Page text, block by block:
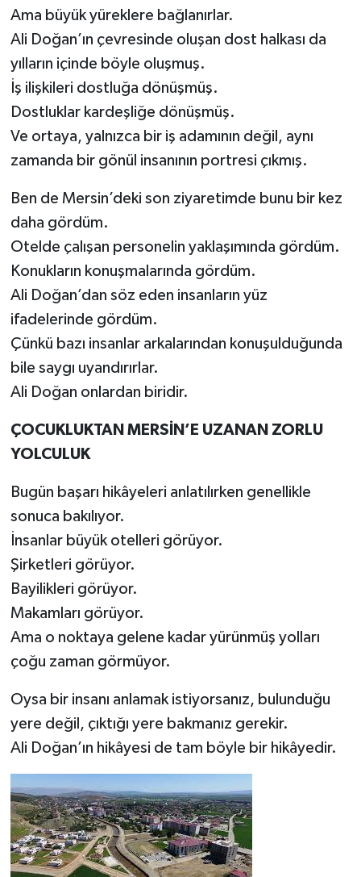
Ama büyük yüreklere bağlanırlar.
Ali Doğan’ın çevresinde oluşan dost halkası da
yılların içinde böyle oluşmuş.
İş ilişkileri dostluğa dönüşmüş.
Dostluklar kardeşliğe dönüşmüş.
Ve ortaya, yalnızca bir iş adamının değil, aynı
zamanda bir gönül insanının portresi çıkmış.
Ben de Mersin’deki son ziyaretimde bunu bir kez
daha gördüm.
Otelde çalışan personelin yaklaşımında gördüm.
Konukların konuşmalarında gördüm.
Ali Doğan’dan söz eden insanların yüz
ifadelerinde gördüm.
Çünkü bazı insanlar arkalarından konuşulduğunda
bile saygı uyandırırlar.
Ali Doğan onlardan biridir.
ÇOCUKLUKTAN MERSİN’E UZANAN ZORLU
YOLCULUK
Bugün başarı hikâyeleri anlatılırken genellikle
sonuca bakılıyor.
İnsanlar büyük otelleri görüyor.
Şirketleri görüyor.
Bayilikleri görüyor.
Makamları görüyor.
Ama o noktaya gelene kadar yürünmüş yolları
çoğu zaman görmüyor.
Oysa bir insanı anlamak istiyorsanız, bulunduğu
yere değil, çıktığı yere bakmanız gerekir.
Ali Doğan’ın hikâyesi de tam böyle bir hikâyedir.